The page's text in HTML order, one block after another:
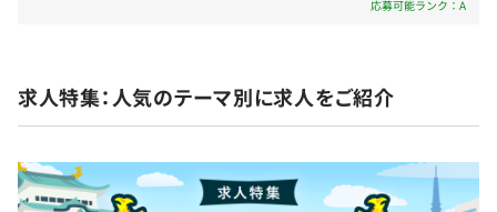
賞与：年2回（7月・12月）
◎別途、期末手当を支給（直近12年間で10回の支給実績
◎各個人・各部署には毎年業績表彰と報奨金あり
らイメージに合わせた選択が可能。 ④受け継がれる
クラフトマンシップ 日本有数の原型作家が生み出し
たマネキンを職人が一体一体手作業で仕上げます。
⑤デザイナーから営業までプロフェッショナル集団
応募可能ランク：A
求人特集：人気のテーマ別に求人をご紹介